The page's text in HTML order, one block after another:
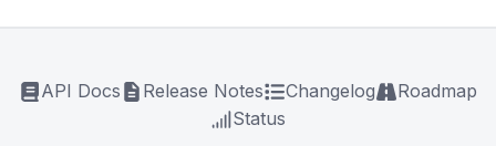
API Docs Release Notes Changelog
Roadmap
Status